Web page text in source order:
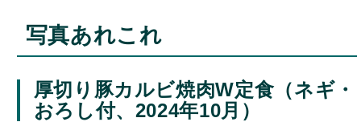
写真あれこれ
厚切り豚カルビ焼肉W定食（ネギ・
おろし付、2024年10月）